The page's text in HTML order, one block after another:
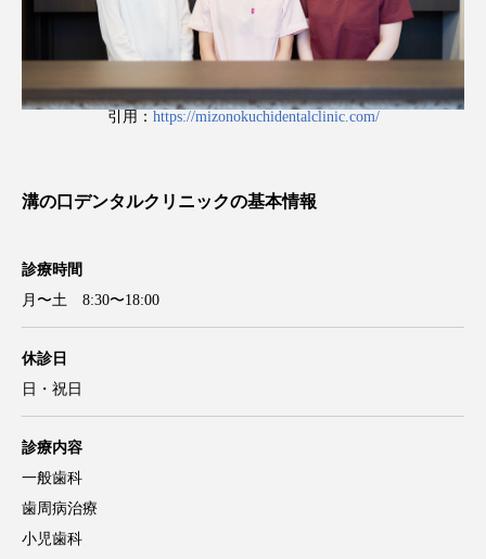
引用： https://mizonokuchidentalclinic.com/
溝の口デンタルクリニックの基本情報
診療時間
月〜土 8:30〜18:00
休診日
日・祝日
診療内容
一般歯科
歯周病治療
小児歯科